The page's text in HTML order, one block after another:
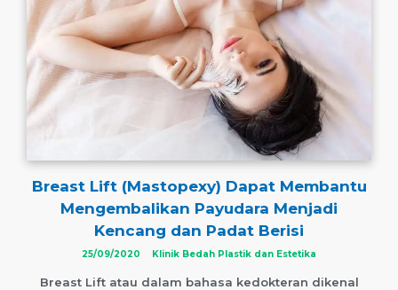
Breast Lift (Mastopexy) Dapat Membantu
Mengembalikan Payudara Menjadi
Kencang dan Padat Berisi
25/09/2020 Klinik Bedah Plastik dan Estetika
Breast Lift atau dalam bahasa kedokteran dikenal